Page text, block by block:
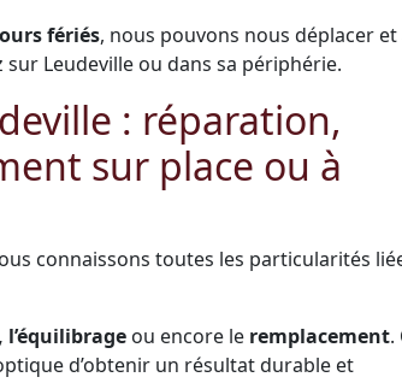
fériés, nous pouvons nous déplacer
Leudeville ou dans sa périphérie.
: réparation,
sur place ou à
connaissons toutes les particularités
ou encore le remplacement.
d’obtenir un résultat durable et